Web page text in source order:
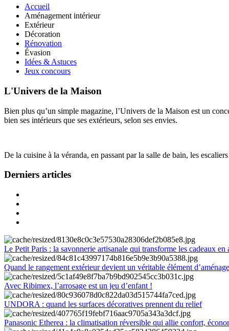
Accueil
Aménagement intérieur
Extérieur
Décoration
Rénovation
Évasion
Idées & Astuces
Jeux concours
L'Univers de la Maison
Bien plus qu’un simple magazine, l’Univers de la Maison est un
bien ses intérieurs que ses extérieurs, selon ses envies.
De la cuisine à la véranda, en passant par la salle de bain, les
Derniers articles
Le Petit Paris : la savonnerie artisanale qui transforme les cadeaux en
Quand le rangement extérieur devient un véritable élément
Avec Ribimex, l’arrosage est un jeu d’enfant !
UNDORA : quand les surfaces décoratives prennent du relief
Panasonic Etherea : la climatisation réversible qui allie confort,